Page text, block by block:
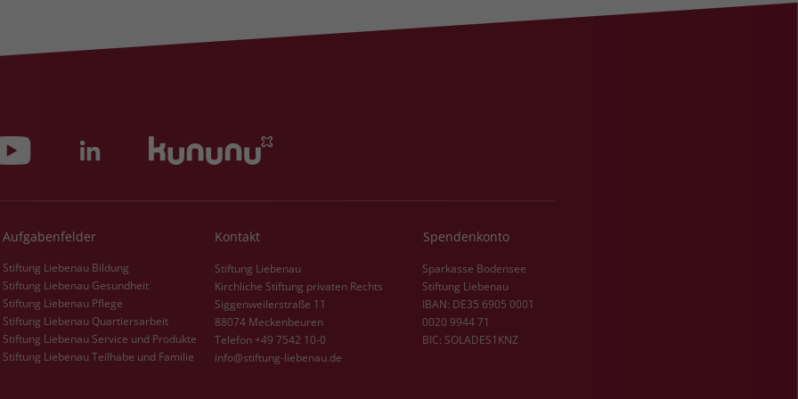
Aufgabenfelder
Stiftung Liebenau Bildung
Stiftung Liebenau Gesundheit
Stiftung Liebenau Pflege
Stiftung Liebenau Quartiersarbeit
Stiftung Liebenau Service und Produkte
Stiftung Liebenau Teilhabe und Familie
Kontakt Spendenkonto
Stiftung Liebenau
Kirchliche Stiftung privaten Rechts
Siggenweilerstraße 11
88074 Meckenbeuren
Telefon +49 7542 10-0
info@stiftung-liebenau.de
Sparkasse Bodensee
Stiftung Liebenau
IBAN: DE35 6905 0001
0020 9944 71
BIC: SOLADES1KNZ